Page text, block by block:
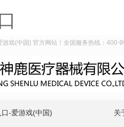
戏(中国) 官方网站！全国服务热线：400-
-爱游戏(中国) 关